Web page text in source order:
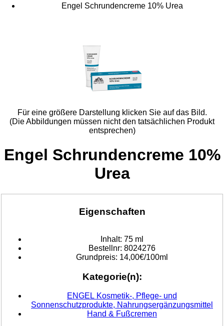
Engel Schrundencreme 10% Urea
Für eine größere Darstellung klicken Sie auf das Bild.
(Die Abbildungen müssen nicht den tatsächlichen Produkt
entsprechen)
Engel Schrundencreme 10%
Urea
Eigenschaften
Inhalt: 75 ml
Bestellnr: 8024276
Grundpreis: 14,00€/100ml
Kategorie(n):
ENGEL Kosmetik-, Pflege- und
Sonnenschutzprodukte, Nahrungsergänzungsmittel
Hand & Fußcremen